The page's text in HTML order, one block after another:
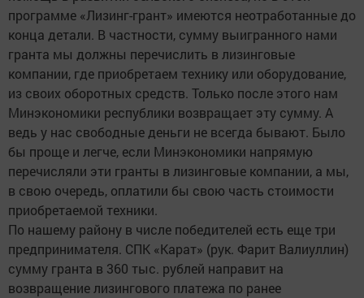
программе «Лизинг-грант» имеются неотработанные до
конца детали. В частности, сумму выигранного нами
гранта мы должны перечислить в лизинговые
компании, где приобретаем технику или оборудование,
из своих оборотных средств. Только после этого нам
Минэкономики республики возвращает эту сумму. А
ведь у нас свободные деньги не всегда бывают. Было
бы проще и легче, если Минэкономики напрямую
перечисляли эти гранты в лизинговые компании, а мы,
в свою очередь, оплатили бы свою часть стоимости
приобретаемой техники.
По нашему району в числе победителей есть еще три
предпринимателя. СПК «Карат» (рук. Фарит Валиуллин)
сумму гранта в 360 тыс. рублей направит на
возвращение лизингового платежа по ранее